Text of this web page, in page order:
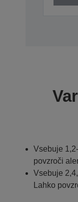
Vsebuje
povzroči
Vsebuje
Lahko